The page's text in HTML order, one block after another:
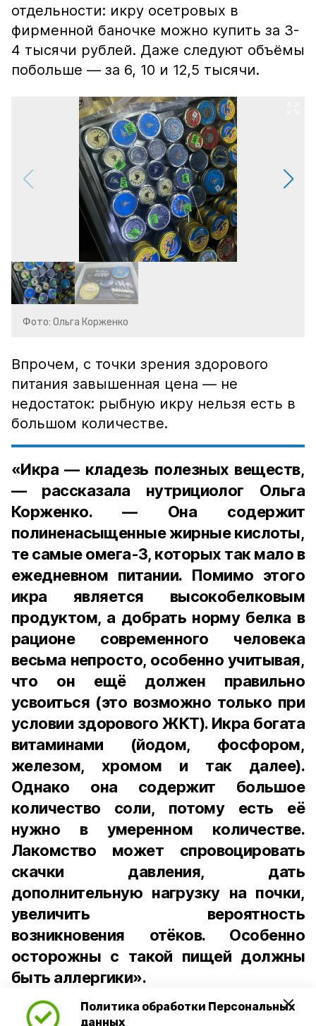
Политика обработки Персональных
данных
отдельности: икру осетровых в
фирменной баночке можно купить за 3-
4 тысячи рублей. Даже следуют объёмы
побольше — за 6, 10 и 12,5 тысячи.
Фото: Ольга Корженко
Впрочем, с точки зрения здорового
питания завышенная цена — не
недостаток: рыбную икру нельзя есть в
большом количестве.
«Икра — кладезь полезных веществ,
— рассказала нутрициолог Ольга
Корженко. — Она содержит
полиненасыщенные жирные кислоты,
те самые омега-3, которых так мало в
ежедневном питании. Помимо этого
икра является высокобелковым
продуктом, а добрать норму белка в
рационе современного человека
весьма непросто, особенно учитывая,
что он ещё должен правильно
усвоиться (это возможно только при
условии здорового ЖКТ). Икра богата
витаминами (йодом, фосфором,
железом, хромом и так далее).
Однако она содержит большое
количество соли, потому есть её
нужно в умеренном количестве.
Лакомство может спровоцировать
скачки давления, дать
дополнительную нагрузку на почки,
увеличить вероятность
возникновения отёков. Особенно
осторожны с такой пищей должны
быть аллергики».
Для взрослого человека безопасной